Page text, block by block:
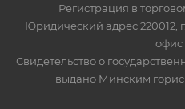
Регистрация в
Юридический адрес 220012,
офис
Свидетельство о
выдано Минским